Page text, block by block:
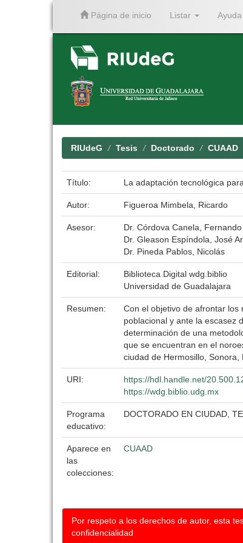
Página de inicio Listar Ayuda
RIUdeG Tesis Doctorado CUAAD
Título: La adaptación tecnológica
Autor: Figueroa Mimbela, Ricardo
Asesor:
Dr. Córdova Canela, Fernando
Dr. Gleason Espíndola, José
Dr. Pineda Pablos, Nicolás
Editorial:
Biblioteca Digital wdg.biblio
Universidad de Guadalajara
Resumen:
Con el objetivo de afrontar
poblacional y ante la escasez
determinación de una
que se encuentran en el
ciudad de Hermosillo, Sonora,
URI:
https://hdl.handle.net/
https://wdg.biblio.udg.mx
Programa
educativo:
DOCTORADO EN CIUDAD,
Aparece en
las
colecciones:
CUAAD
Por respeto a los derechos de autor, esta
confidencialidad